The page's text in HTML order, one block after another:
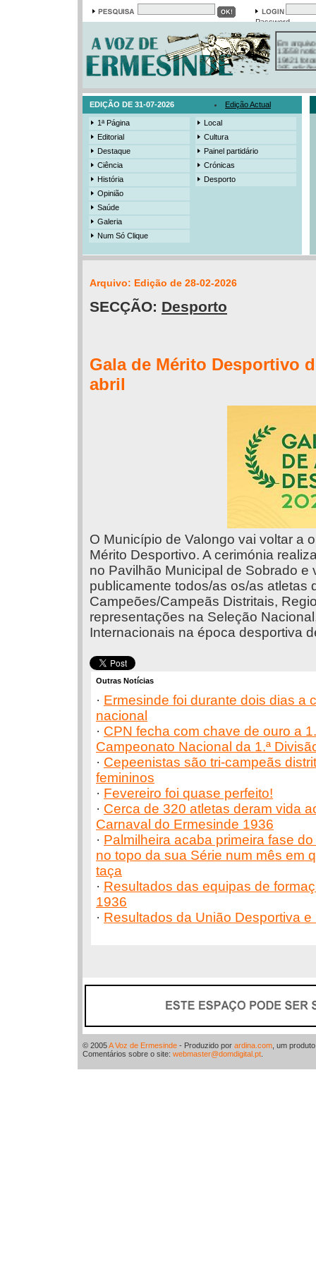
Password
Em arquivo
13558
19421
385
3206
EDIÇÃO DE 31-07-2026 Edição Actual
1ª Página
Editorial
Destaque
Ciência
História
Opinião
Saúde
Galeria
Num Só Clique
Local
Cultura
Painel partidário
Crónicas
Desporto
Arquivo: Edição de 28-02-2026
SECÇÃO: Desporto
Gala de Mérito Desportivo
abril
O Município de Valongo vai voltar a
Mérito Desportivo. A cerimónia
no Pavilhão Municipal de Sobrado
publicamente todos/as os/as atletas
Campeões/Campeãs Distritais,
representações na Seleção
Internacionais na época desportiva
Outras Notícias
· Ermesinde foi durante dois dias a
nacional
· CPN fecha com chave de ouro a
Campeonato Nacional da 1.ª
· Cepeenistas são tri-campeãs
femininos
· Fevereiro foi quase perfeito!
· Cerca de 320 atletas deram vida
Carnaval do Ermesinde 1936
· Palmilheira acaba primeira fase
no topo da sua Série num mês em
taça
· Resultados das equipas de
1936
· Resultados da União Desportiva
© 2005A Voz de Ermesinde - Produzido por ardina.com , um
Comentários sobre o site: webmaster@domdigital.pt